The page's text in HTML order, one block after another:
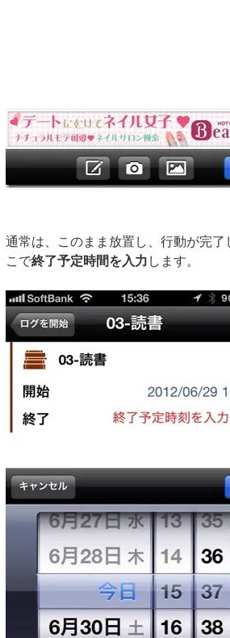
通常は、このまま放置し、行動が完
こで終了予定時間を入力 します。